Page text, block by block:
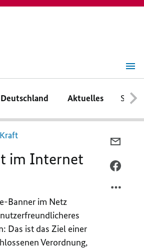
Aktuelles
im Internet
-Banner im Netz
Das ist das Ziel einer
Verordnung,